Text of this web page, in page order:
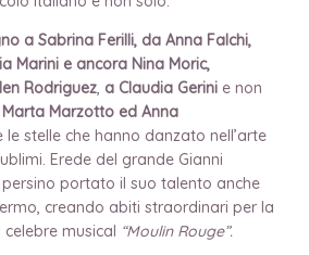
a Sabrina Ferilli, da Anna Falchi,
Marini e ancora Nina Moric,
Rodriguez, a Claudia Gerini e non
Marta Marzotto ed Anna
stelle che hanno danzato nell’arte
Erede del grande Gianni
persino portato il suo talento anche
creando abiti straordinari per la
musical “Moulin Rouge”.